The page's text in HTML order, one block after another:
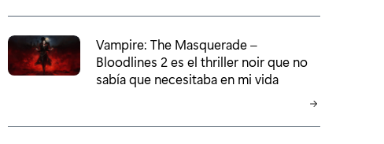
Vampire: The Masquerade –
Bloodlines 2 es el thriller noir que no
sabía que necesitaba en mi vida